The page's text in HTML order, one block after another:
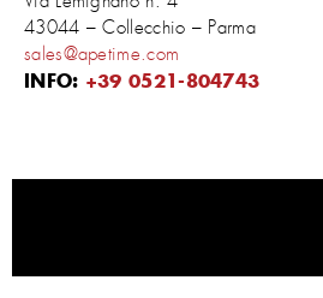
43044 – Collecchio – Parma
sales@apetime.com
INFO: +39 0521-804743